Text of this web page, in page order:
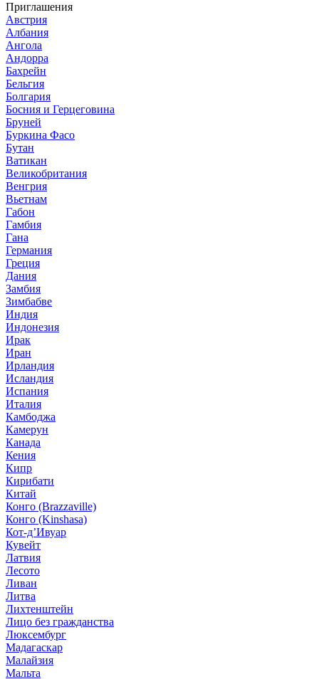
Приглашения
Австрия
Албания
Ангола
Андорра
Бахрейн
Бельгия
Болгария
Босния и Герцеговина
Бруней
Буркина Фасо
Бутан
Ватикан
Великобритания
Венгрия
Вьетнам
Габон
Гамбия
Гана
Германия
Греция
Дания
Замбия
Зимбабве
Индия
Индонезия
Ирак
Иран
Ирландия
Исландия
Испания
Италия
Камбоджа
Камерун
Канада
Кения
Кипр
Кирибати
Китай
Конго (Brazzaville)
Конго (Kinshasa)
Кот-д’Ивуар
Кувейт
Латвия
Лесото
Ливан
Литва
Лихтенштейн
Лицо без гражданства
Люксембург
Мадагаскар
Малайзия
Мальта